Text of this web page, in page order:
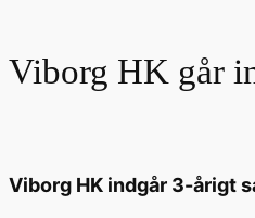
Viborg HK går
Viborg HK indgår 3-årigt